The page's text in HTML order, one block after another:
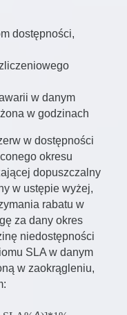
dostępności,
w danym
w godzinach
w dostępności
okresu
dopuszczalny
w ustępie wyżej,
rabatu w
za dany okres
niedostępności
SLA w danym
w zaokrągleniu,